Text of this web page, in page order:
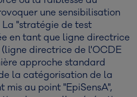
une sensibilisation
"stratégie de test
en tant que ligne directrice
directrice de l'OCDE
approche standard
la catégorisation de la
mis au point "EpiSensA",